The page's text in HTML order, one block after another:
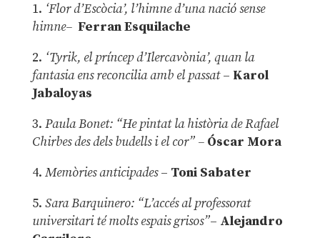
1. ‘Flor d’Escòcia’, l’himne d’una nació sense
himne– Ferran Esquilache
2. ‘Tyrik, el príncep d’Ilercavònia’, quan la
fantasia ens reconcilia amb el passat– Karol
Jabaloyas
3. Paula Bonet: “He pintat la història de Rafael
Chirbes des dels budells i el cor” –Óscar Mora
4. Memòries anticipades– Toni Sabater
5. Sara Barquinero: “L’accés al professorat
universitari té molts espais grisos”– Alejandro